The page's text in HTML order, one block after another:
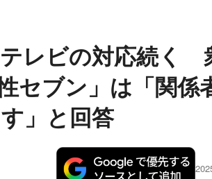
レビの対応続く
ブン」は「関係
」と回答